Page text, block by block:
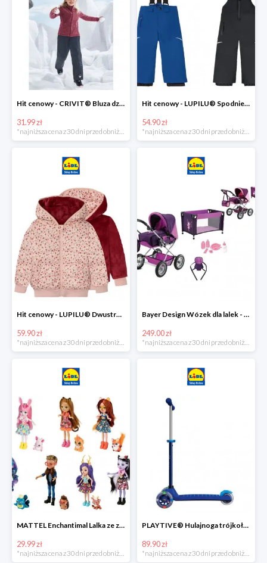
Hit cenowy - CRIVIT® Bluza dziewczęca z polaru
31.99 zł
Hit cenowy - LUPILU® Spodnie narciarskie chłopięce
54.90 zł
Hit cenowy - LUPILU® Dwustronna kurtka pikowana dziewczęca
59.90 zł
*najniższa cena z 30 dni przed obniżką
Bayer Design Wózek dla lalek - megazestaw
249.00 zł
*najniższa cena z 30 dni przed obniżką
MATTEL Enchantimal Lalka ze zwierzątkiem
29.99 zł
*najniższa cena z 30 dni przed obniżką
PLAYTIVE® Hulajnoga trójkołowa Tri Scooter z diodami LED
89.90 zł
*najniższa cena z 30 dni przed obniżką